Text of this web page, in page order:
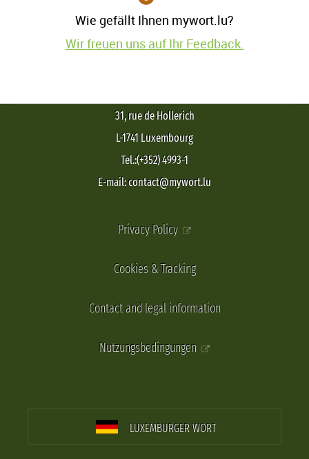
Wie gefällt Ihnen mywort.lu?
Wir freuen uns auf Ihr Feedback.
31, rue de Hollerich
L-1741 Luxembourg
Tel.:(+352) 4993-1
E-mail: contact@mywort.lu
Privacy Policy
Cookies & Tracking
Contact and legal information
Nutzungsbedingungen
LUXEMBURGER WORT